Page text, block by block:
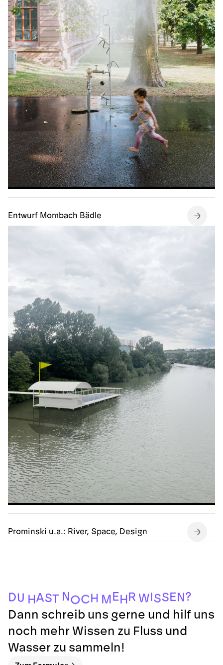
Entwurf Mombach Bädle
Prominski u.a.: River, Space, Design
DU HAST NOCH MEHR WISSEN?
Dann schreib uns gerne und hilf uns
noch mehr Wissen zu Fluss und
Wasser zu sammeln!